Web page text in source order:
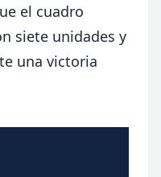
el cuadro
siete unidades y
una victoria